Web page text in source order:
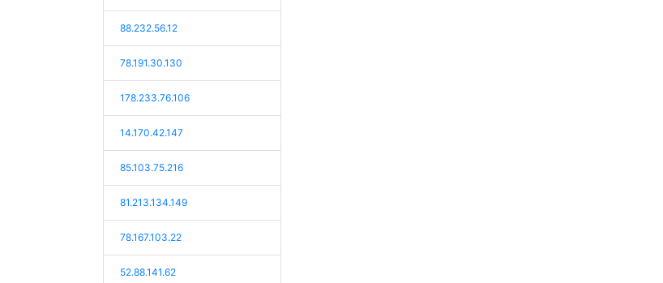
88.232.56.12
78.191.30.130
178.233.76.106
14.170.42.147
85.103.75.216
81.213.134.149
78.167.103.22
52.88.141.62